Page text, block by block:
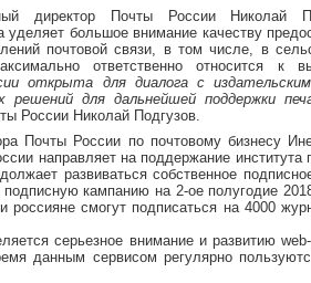
директор Почты России Николай
уделяет большое внимание качеству
почтовой связи, в том числе, в
ответственно относится к
открыта для диалога с
для дальнейшей поддержки
России Николай Подгузов.
Почты России по почтовому бизнесу
направляет на поддержание
развиваться собственное
кампанию на 2-ое полугодие
россияне смогут подписаться на 4000
серьезное внимание и развитию web-
данным сервисом регулярно